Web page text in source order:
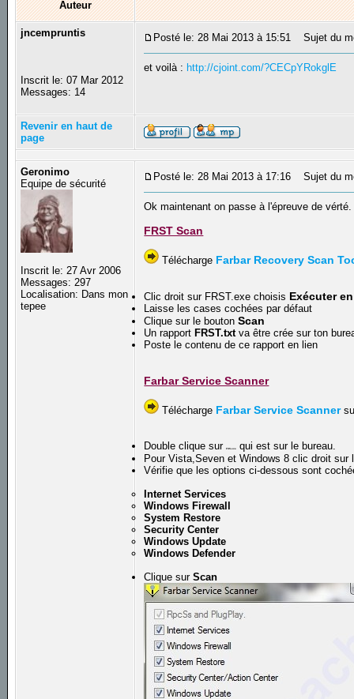
Auteur
jncempruntis
Inscrit le: 07 Mar 2012
Messages: 14
Posté le: 28 Mai 2013 à 15:51 Sujet du
et voilà : http://cjoint.com/?CECpYRokglE
Revenir en haut de
page
Geronimo
Equipe de sécurité
Inscrit le: 27 Avr 2006
Messages: 297
Localisation: Dans mon
tepee
Posté le: 28 Mai 2013 à 17:16 Sujet du
Ok maintenant on passe à l'épreuve de vérté.
FRST Scan
Télécharge Farbar Recovery Scan
Clic droit sur FRST.exe choisis Exécuter
Laisse les cases cochées par défaut
Clique sur le boutonScan
Un rapport FRST.txtva être crée sur ton
Poste le contenu de ce rapport en lien
Farbar Service Scanner
Télécharge Farbar Service Scanner
Double clique surFSS.exe
qui est sur le bureau.
Pour Vista,Seven et Windows 8 clic droit
Vérifie que les options ci-dessous sont
Internet Services
Windows Firewall
System Restore
Security Center
Windows Update
Windows Defender
Clique surScan